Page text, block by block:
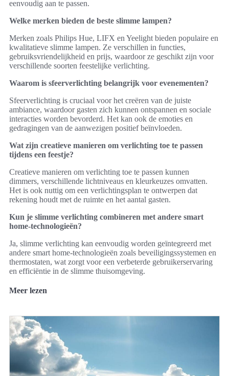
eenvoudig aan te passen.
Welke merken bieden de beste slimme lampen?
Merken zoals Philips Hue, LIFX en Yeelight bieden populaire en
kwalitatieve slimme lampen. Ze verschillen in functies,
gebruiksvriendelijkheid en prijs, waardoor ze geschikt zijn voor
verschillende soorten feestelijke verlichting.
Waarom is sfeerverlichting belangrijk voor evenementen?
Sfeerverlichting is cruciaal voor het creëren van de juiste
ambiance, waardoor gasten zich kunnen ontspannen en sociale
interacties worden bevorderd. Het kan ook de emoties en
gedragingen van de aanwezigen positief beïnvloeden.
Wat zijn creatieve manieren om verlichting toe te passen
tijdens een feestje?
Creatieve manieren om verlichting toe te passen kunnen
dimmers, verschillende lichtniveaus en kleurkeuzes omvatten.
Het is ook nuttig om een verlichtingsplan te ontwerpen dat
rekening houdt met de ruimte en het aantal gasten.
Kun je slimme verlichting combineren met andere smart
home-technologieën?
Ja, slimme verlichting kan eenvoudig worden geïntegreerd met
andere smart home-technologieën zoals beveiligingssystemen en
thermostaten, wat zorgt voor een verbeterde gebruikerservaring
en efficiëntie in de slimme thuisomgeving.
Meer lezen